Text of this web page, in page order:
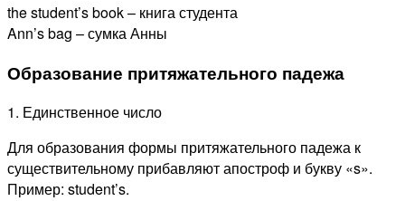
the student’s book – книга студента
Ann’s bag – сумка Анны
Образование притяжательного падежа
1. Единственное число
Для образования формы притяжательного падежа к
существительному прибавляют апостроф и букву «s».
Пример: student’s.